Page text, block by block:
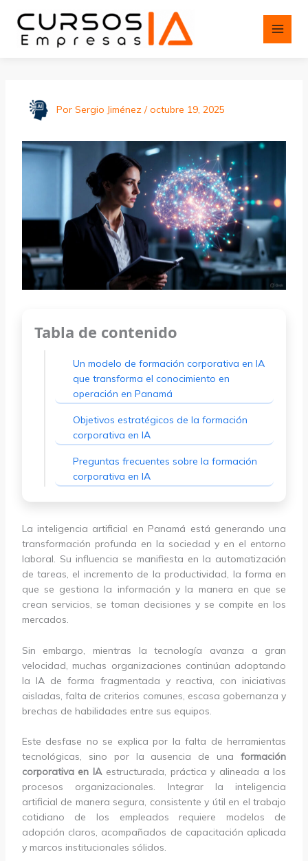
Por Sergio Jiménez /octubre 19, 2025
Tabla de contenido
Un modelo de formación corporativa en IA
que transforma el conocimiento en
operación en Panamá
Objetivos estratégicos de la formación
corporativa en IA
Preguntas frecuentes sobre la formación
corporativa en IA
La inteligencia artificial en Panamá está generando una
transformación profunda en la sociedad y en el entorno
laboral. Su influencia se manifiesta en la automatización
de tareas, el incremento de la productividad, la forma en
que se gestiona la información y la manera en que se
crean servicios, se toman decisiones y se compite en los
mercados.
Sin embargo, mientras la tecnología avanza a gran
velocidad, muchas organizaciones continúan adoptando
la IA de forma fragmentada y reactiva, con iniciativas
aisladas, falta de criterios comunes, escasa gobernanza y
brechas de habilidades entre sus equipos.
Este desfase no se explica por la falta de herramientas
tecnológicas, sino por la ausencia de unaformación
corporativa en IAestructurada, práctica y alineada a los
procesos organizacionales. Integrar la inteligencia
artificial de manera segura, consistente y útil en el trabajo
cotidiano de los empleados requiere modelos de
adopción claros, acompañados de capacitación aplicada
y marcos institucionales sólidos.